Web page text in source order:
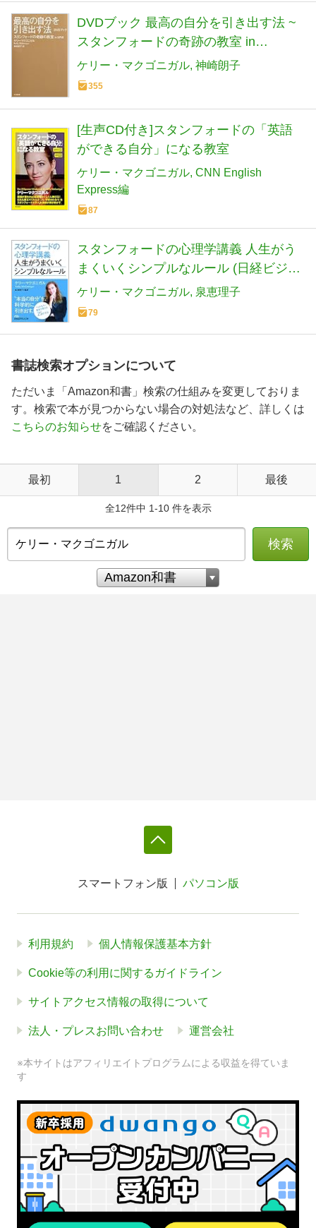
DVDブック 最高の自分を引き出す法 ~
スタンフォードの奇跡の教室 in
JAPAN~
ケリー・マクゴニガル 神崎朗子
355
[生声CD付き]スタンフォードの「英語
ができる自分」になる教室
ケリー・マクゴニガル CNN English
Express編
87
スタンフォードの心理学講義 人生がう
まくいくシンプルなルール (日経ビジネ
ス人文庫)
ケリー・マクゴニガル 泉恵理子
79
書誌検索オプションについて
ただいま「Amazon和書」検索の仕組みを変更しておりま
す。検索で本が見つからない場合の対処法など、詳しくは
こちらのお知らせをご確認ください。
最初 1 2 最後
全12件中 1-10 件を表示
検索
スマートフォン版 パソコン版
利用規約 個人情報保護基本方針
Cookie等の利用に関するガイドライン
サイトアクセス情報の取得について
法人・プレスお問い合わせ 運営会社
※本サイトはアフィリエイトプログラムによる収益を得ていま
す